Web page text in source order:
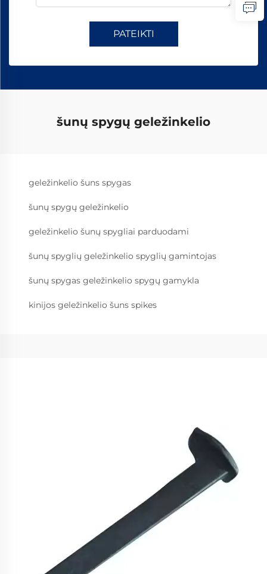
PATEIKTI
šunų spygų geležinkelio
geležinkelio šuns spygas
šunų spygų geležinkelio
geležinkelio šunų spygliai parduodami
šunų spyglių geležinkelio spyglių gamintojas
šunų spygas geležinkelio spygų gamykla
kinijos geležinkelio šuns spikes